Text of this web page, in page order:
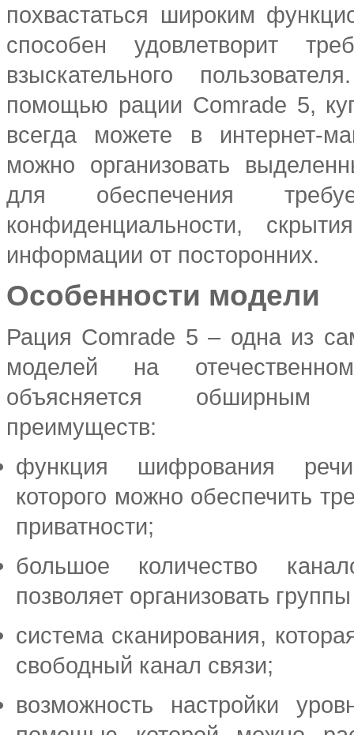
похвастаться широким
способен удовлетворит
взыскательного
помощью рации Comrade 5,
всегда можете в интернет-
можно организовать
для обеспечения
конфиденциальности,
информации от посторонних.
Особенности модели
Рация Comrade 5 – одна из
моделей на
объясняется
преимуществ:
функция шифрования
которого можно обеспечить
приватности;
большое количество
позволяет организовать
система сканирования,
свободный канал связи;
возможность настройки